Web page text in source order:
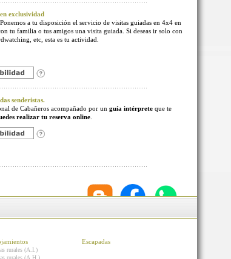
exclusividad
. Ponemos a tu disposición el servicio de visitas guiadas en 4x4 en
tu familia o tus amigos una visita guiada. Si deseas ir solo con
etc, esta es tu actividad.
senderistas.
de Cabañeros acompañado por un guía intérprete que te
realizar tu reserva online
rurales (A.I.)
rurales (A.H.)
Escapadas